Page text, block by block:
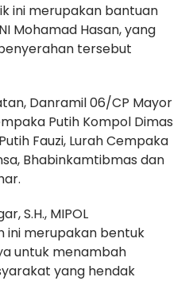
ini merupakan bantuan
Mohamad Hasan, yang
tersebut
Danramil 06/CP Mayor
Putih Kompol Dimas
Fauzi, Lurah Cempaka
Bhabinkamtibmas dan
S.H., MIPOL
ini merupakan bentuk
untuk menambah
yang hendak